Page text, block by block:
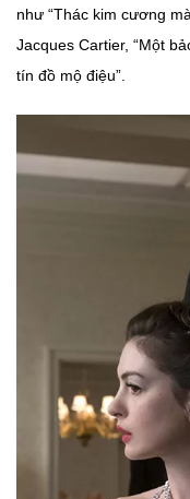
như “Thác kim cương
Jacques Cartier, “Một
tín đồ mộ điệu”.